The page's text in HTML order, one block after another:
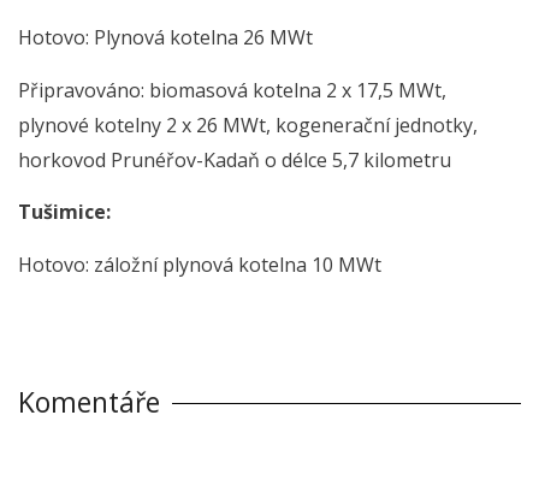
Hotovo: Plynová kotelna 26 MWt
Připravováno: biomasová kotelna 2 x 17,5 MWt,
plynové kotelny 2 x 26 MWt, kogenerační jednotky,
horkovod Prunéřov-Kadaň o délce 5,7 kilometru
Tušimice:
Hotovo: záložní plynová kotelna 10 MWt
Komentáře